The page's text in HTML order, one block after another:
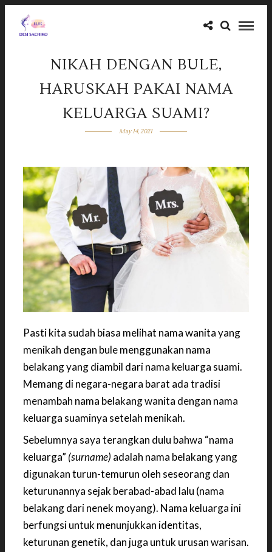
NIKAH DENGAN BULE,
HARUSKAH PAKAI NAMA
KELUARGA SUAMI?
May 14, 2021
Pasti kita sudah biasa melihat nama wanita yang
menikah dengan bule menggunakan nama
belakang yang diambil dari nama keluarga suami.
Memang di negara-negara barat ada tradisi
menambah nama belakang wanita dengan nama
keluarga suaminya setelah menikah.
Sebelumnya saya terangkan dulu bahwa “nama
keluarga” (surname) adalah nama belakang yang
digunakan turun-temurun oleh seseorang dan
keturunannya sejak berabad-abad lalu (nama
belakang dari nenek moyang). Nama keluarga ini
berfungsi untuk menunjukkan identitas,
keturunan genetik, dan juga untuk urusan warisan.